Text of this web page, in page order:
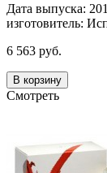
Дата выпуска:
изготовитель:
6 563 руб.
В корзину
Смотреть